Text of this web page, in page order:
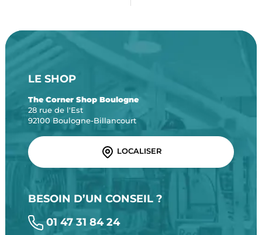
LE SHOP
The Corner Shop Boulogne
28 rue de l'Est
92100 Boulogne-Billancourt
LOCALISER
BESOIN D’UN CONSEIL ?
01 47 31 84 24